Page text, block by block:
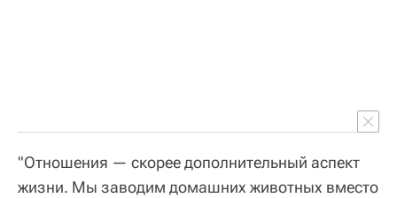
"Отношения — скорее дополнительный аспект
жизни. Мы заводим домашних животных вместо